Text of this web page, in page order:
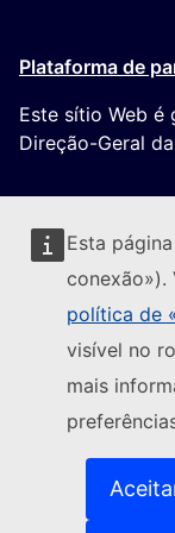
Esta
conexão»).
política de
visível no
mais
Plataforma de
Este sítio Web é
Direção-Geral
Seguir a
Contacte-nos
Comunicar uma
Línguas dos
Política de